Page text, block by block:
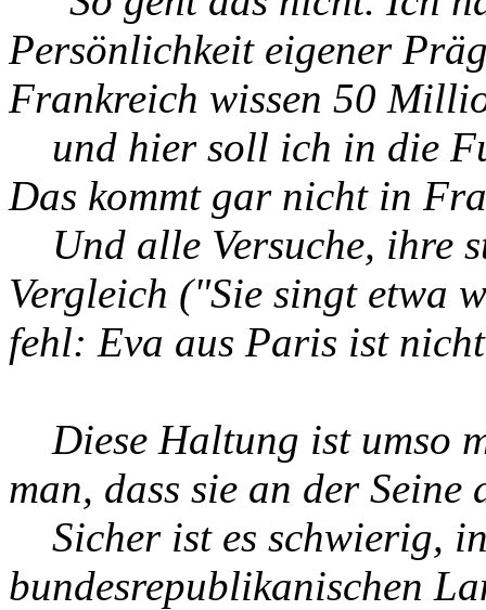
Persönlichkeit eigener
Frankreich wissen 50
und hier soll ich in die
Das kommt gar nicht in
Und alle Versuche, ihre
Vergleich ("Sie singt etwa
fehl: Eva aus Paris ist
Diese Haltung ist umso
man, dass sie an der
Sicher ist es schwierig,
bundesrepublikanischen